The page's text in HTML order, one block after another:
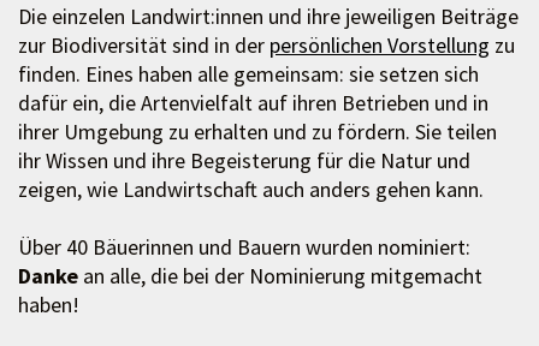
Die einzelen Landwirt:innen und ihre jeweiligen Beiträge
zur Biodiversität sind in der persönlichen Vorstellung zu
finden. Eines haben alle gemeinsam: sie setzen sich
dafür ein, die Artenvielfalt auf ihren Betrieben und in
ihrer Umgebung zu erhalten und zu fördern. Sie teilen
ihr Wissen und ihre Begeisterung für die Natur und
zeigen, wie Landwirtschaft auch anders gehen kann.
Über 40 Bäuerinnen und Bauern wurden nominiert:
Danke an alle, die bei der Nominierung mitgemacht
haben!